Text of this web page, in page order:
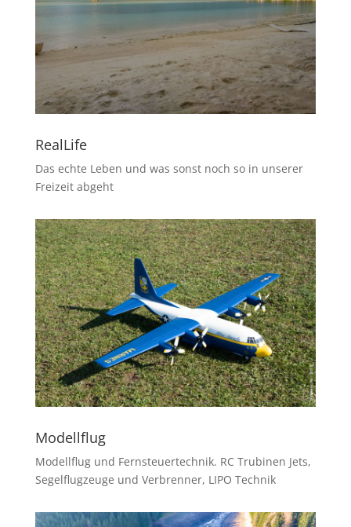
RealLife
Das echte Leben und was sonst noch so in unserer
Freizeit abgeht
Modellflug
Modellflug und Fernsteuertechnik. RC Trubinen Jets,
Segelflugzeuge und Verbrenner, LIPO Technik